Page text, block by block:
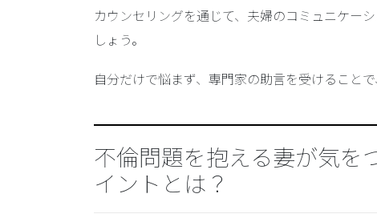
カウンセリングを通じて、夫婦のコミュニケー
しょう。
自分だけで悩まず、専門家の助言を受けること
不倫問題を抱える妻が気を
イントとは？